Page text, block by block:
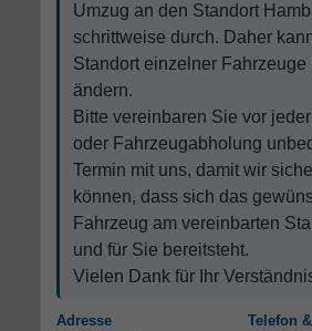
Umzug an den Standort
schrittweise durch. Daher
Standort einzelner Fahrzeuge
ändern.
Bitte vereinbaren Sie vor
oder Fahrzeugabholung
Termin mit uns, damit wir
können, dass sich das
Fahrzeug am vereinbarten
und für Sie bereitsteht.
Vielen Dank für Ihr
Adresse Telefon